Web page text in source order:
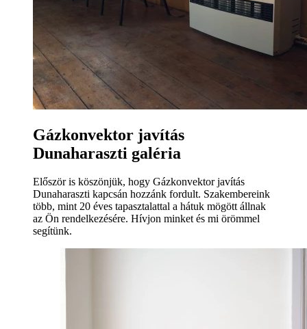
Gázkonvektor javítás
Dunaharaszti galéria
Először is köszönjük, hogy Gázkonvektor javítás
Dunaharaszti kapcsán hozzánk fordult. Szakembereink
több, mint 20 éves tapasztalattal a hátuk mögött állnak
az Ön rendelkezésére. Hívjon minket és mi örömmel
segítünk.